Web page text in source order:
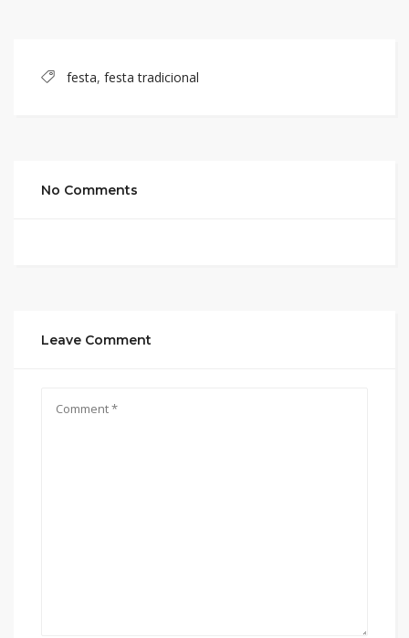
festa, festa tradicional
No Comments
Leave Comment